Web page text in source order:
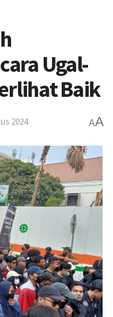
Ugal-
Baik
2024 AA